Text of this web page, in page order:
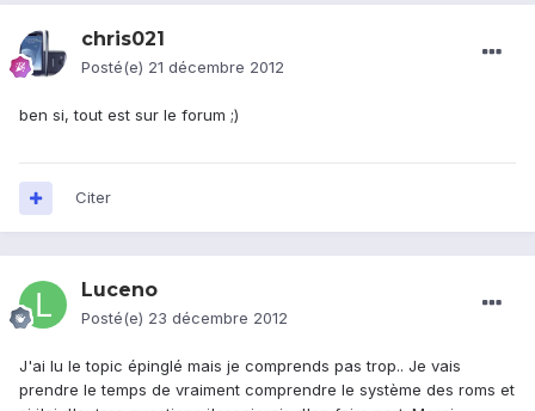
chris021
Posté(e) 21 décembre 2012
ben si, tout est sur le forum ;)
Citer
Luceno
Posté(e) 23 décembre 2012
J'ai lu le topic épinglé mais je comprends pas trop.. Je vais
prendre le temps de vraiment comprendre le système des roms et